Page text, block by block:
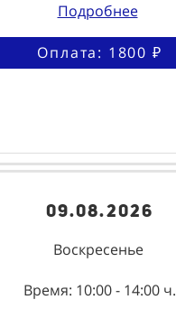
Подробнее
Оплата: 1800 ₽
09.08.2026
Воскресенье
Время: 10:00 - 14:00 ч.